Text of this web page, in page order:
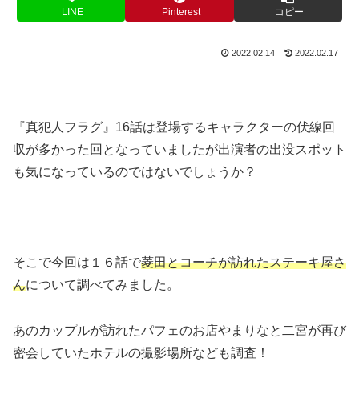
LINE Pinterest コピー
2022.02.14 2022.02.17
『真犯人フラグ』16話は登場するキャラクターの伏線回
収が多かった回となっていましたが出演者の出没スポット
も気になっているのではないでしょうか？
そこで今回は１６話で菱田とコーチが訪れたステーキ屋さ
んについて調べてみました。
あのカップルが訪れたパフェのお店やまりなと二宮が再び
密会していたホテルの撮影場所なども調査！